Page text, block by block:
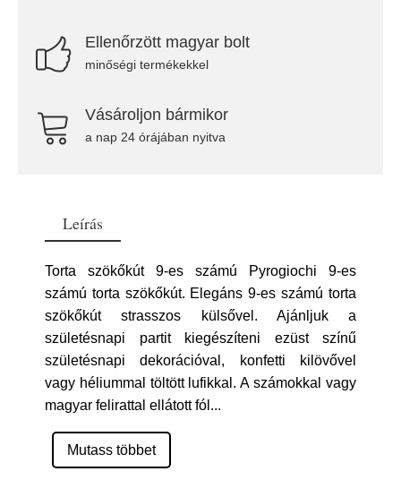
Ellenőrzött magyar bolt
minőségi termékekkel
Vásároljon bármikor
a nap 24 órájában nyitva
Leírás
Torta szökőkút 9-es számú Pyrogiochi 9-es
számú torta szökőkút. Elegáns 9-es számú torta
szökőkút strasszos külsővel. Ajánljuk a
születésnapi partit kiegészíteni ezüst színű
születésnapi dekorációval, konfetti kilövővel
vagy héliummal töltött lufikkal. A számokkal vagy
magyar felirattal ellátott fól ...
Mutass többet